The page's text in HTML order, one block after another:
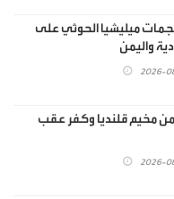
ميليشيا الحوثي على
واليمن
2026-
مخيم قلنديا وكفر عقب
2026-